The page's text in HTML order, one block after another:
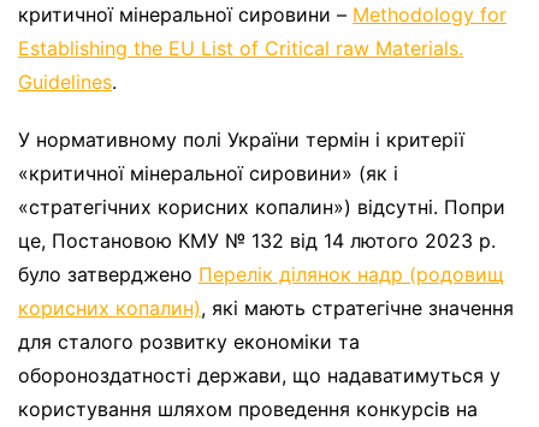
критичної мінеральної сировини – Methodology for
Establishing the EU List of Critical raw Materials.
Guidelines.
У нормативному полі України термін і критерії
«критичної мінеральної сировини» (як і
«стратегічних корисних копалин») відсутні. Попри
це, Постановою КМУ № 132 від 14 лютого 2023 р.
було затверджено Перелік ділянок надр (родовищ
корисних копалин), які мають стратегічне значення
для сталого розвитку економіки та
обороноздатності держави, що надаватимуться у
користування шляхом проведення конкурсів на